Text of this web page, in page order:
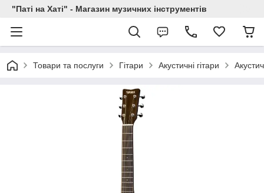
"Паті на Хаті" - Магазин музичних інструментів
Товари та послуги Гітари Акустичні гітари